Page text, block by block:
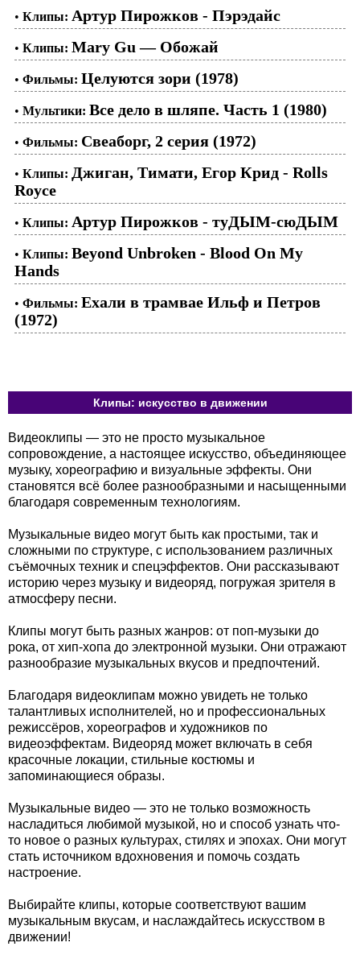
• Клипы: Артур Пирожков - Пэрэдайс
• Клипы: Mary Gu — Обожай
• Фильмы: Целуются зори (1978)
• Мультики: Все дело в шляпе. Часть 1 (1980)
• Фильмы: Свеаборг, 2 серия (1972)
• Клипы: Джиган, Тимати, Егор Крид - Rolls
Royce
• Клипы: Артур Пирожков - туДЫМ-сюДЫМ
• Клипы: Beyond Unbroken - Blood On My
Hands
• Фильмы: Ехали в трамвае Ильф и Петров
(1972)
Клипы: искусство в движении
Видеоклипы — это не просто музыкальное
сопровождение, а настоящее искусство, объединяющее
музыку, хореографию и визуальные эффекты. Они
становятся всё более разнообразными и насыщенными
благодаря современным технологиям.
Музыкальные видео могут быть как простыми, так и
сложными по структуре, с использованием различных
съёмочных техник и спецэффектов. Они рассказывают
историю через музыку и видеоряд, погружая зрителя в
атмосферу песни.
Клипы могут быть разных жанров: от поп-музыки до
рока, от хип-хопа до электронной музыки. Они отражают
разнообразие музыкальных вкусов и предпочтений.
Благодаря видеоклипам можно увидеть не только
талантливых исполнителей, но и профессиональных
режиссёров, хореографов и художников по
видеоэффектам. Видеоряд может включать в себя
красочные локации, стильные костюмы и
запоминающиеся образы.
Музыкальные видео — это не только возможность
насладиться любимой музыкой, но и способ узнать что-
то новое о разных культурах, стилях и эпохах. Они могут
стать источником вдохновения и помочь создать
настроение.
Выбирайте клипы, которые соответствуют вашим
музыкальным вкусам, и наслаждайтесь искусством в
движении!